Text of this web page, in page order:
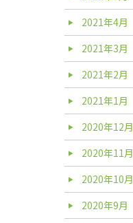
2021年4月
2021年3月
2021年2月
2021年1月
2020年12月
2020年11月
2020年10月
2020年9月